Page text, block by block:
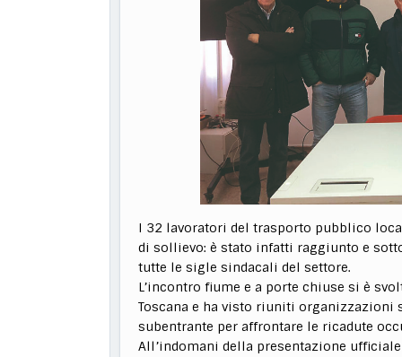
I 32 lavoratori del trasporto pubblico
di sollievo: è stato infatti raggiunto e
tutte le sigle sindacali del settore.
L’incontro fiume e a porte chiuse si è
Toscana e ha visto riuniti organizzazioni
subentrante per affrontare le ricadute
All’indomani della presentazione